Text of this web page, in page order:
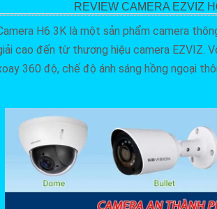
REVIEW CAMERA EZVIZ
H6 3K là một sản phẩm camera
cao đến từ thương hiệu camera EZVIZ.
360 độ, chế độ ánh sáng hồng ngoại